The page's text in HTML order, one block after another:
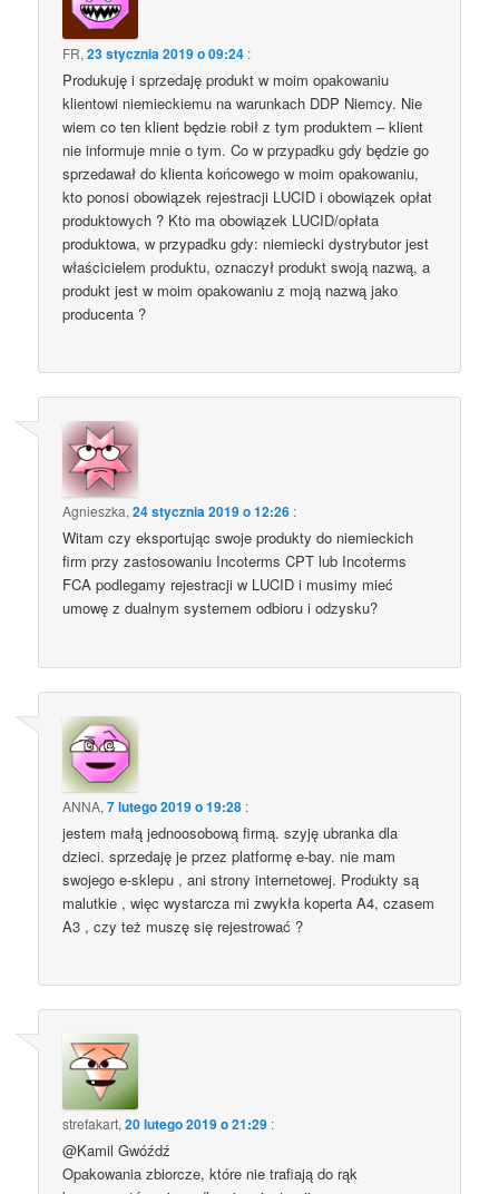
FR,23 stycznia 2019 o 09:24 :
Produkuję i sprzedaję produkt w moim opakowaniu
klientowi niemieckiemu na warunkach DDP Niemcy. Nie
wiem co ten klient będzie robił z tym produktem – klient
nie informuje mnie o tym. Co w przypadku gdy będzie go
sprzedawał do klienta końcowego w moim opakowaniu,
kto ponosi obowiązek rejestracji LUCID i obowiązek opłat
produktowych ? Kto ma obowiązek LUCID/opłata
produktowa, w przypadku gdy: niemiecki dystrybutor jest
właścicielem produktu, oznaczył produkt swoją nazwą, a
produkt jest w moim opakowaniu z moją nazwą jako
producenta ?
Agnieszka,24 stycznia 2019 o 12:26 :
Witam czy eksportując swoje produkty do niemieckich
firm przy zastosowaniu Incoterms CPT lub Incoterms
FCA podlegamy rejestracji w LUCID i musimy mieć
umowę z dualnym systemem odbioru i odzysku?
ANNA,7 lutego 2019 o 19:28 :
jestem małą jednoosobową firmą. szyję ubranka dla
dzieci. sprzedaję je przez platformę e-bay. nie mam
swojego e-sklepu , ani strony internetowej. Produkty są
malutkie , więc wystarcza mi zwykła koperta A4, czasem
A3 , czy też muszę się rejestrować ?
strefakart,20 lutego 2019 o 21:29 :
@Kamil Gwóźdź
Opakowania zbiorcze, które nie trafiają do rąk